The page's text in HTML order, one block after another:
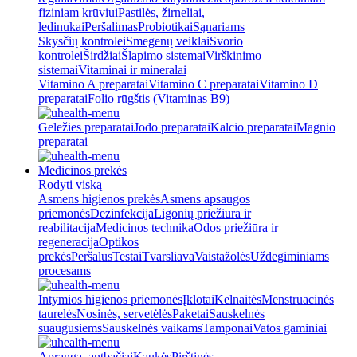
fiziniam krūviuiPastilės, žirneliai,
ledinukaiPeršalimasProbiotikaiSąnariams
Skysčių kontroleiSmegenų veiklaiSvorio
kontroleiŠirdžiaiŠlapimo sistemaiVirškinimo
sistemaiVitaminai ir mineralai
Vitamino A preparataiVitamino C preparataiVitamino D
preparataiFolio rūgštis (Vitaminas B9)
Geležies preparataiJodo preparataiKalcio preparataiMagnio
preparatai
Medicinos prekės
Rodyti viską
Asmens higienos prekėsAsmens apsaugos
priemonėsDezinfekcijaLigonių priežiūra ir
reabilitacijaMedicinos technikaOdos priežiūra ir
regeneracijaOptikos
prekėsPeršalusTestaiTvarsliavaVaistažolėsUždegiminiams
procesams
Intymios higienos priemonėsĮklotaiKelnaitėsMenstruacinės
taurelėsNosinės, servetėlėsPaketaiSauskelnės
suaugusiemsSauskelnės vaikamsTamponaiVatos gaminiai